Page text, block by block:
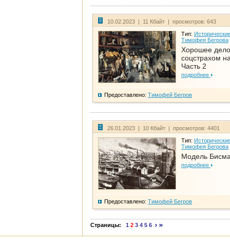
10.02.2023 | 11 Кбайт | просмотров: 643
Тип:
Тимофея Бегрова
Хорошее дело
соцстрахом
Часть 2
подробнее
Предоставлено: Тимофей Бегров
26.01.2023 | 10 Кбайт | просмотров: 4401
Тип:
Тимофея Бегрова
Модель
подробнее
Предоставлено: Тимофей Бегров
Страницы: 1 2 3 4 5 6